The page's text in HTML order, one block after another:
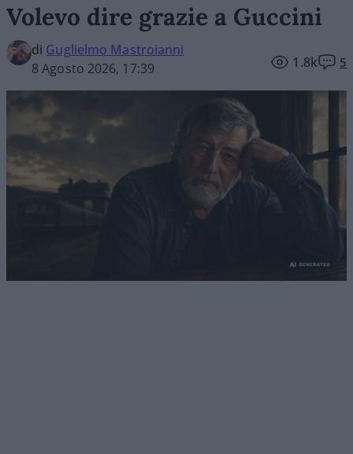
Volevo dire grazie a Guccini
di Guglielmo Mastroianni
8 Agosto 2026, 17:39
1.8k 5